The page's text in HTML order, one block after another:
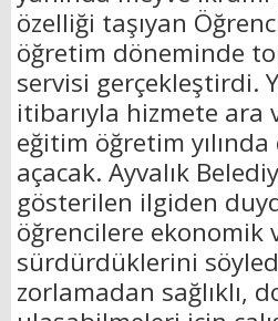
özelliği taşıyan
öğretim döneminde
servisi gerçekleştirdi.
itibarıyla hizmete ara
eğitim öğretim yılında
açacak. Ayvalık
gösterilen ilgiden
öğrencilere ekonomik
sürdürdüklerini
zorlamadan sağlıklı,